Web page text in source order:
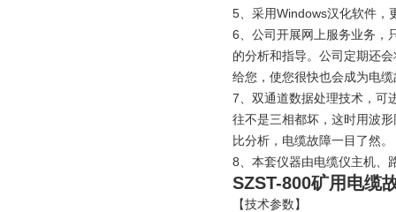
5、采用Windows汉化软件，
6、公司开展网上服务业务，
的分析和指导。公司定期还
给您，使您很快也会成为电
7、双通道数据处理技术，可
往不是三相都坏，这时用波
比分析，电缆故障一目了然。
8、本套仪器由电缆仪主机、
SZST-800矿用电缆
【技术参数】